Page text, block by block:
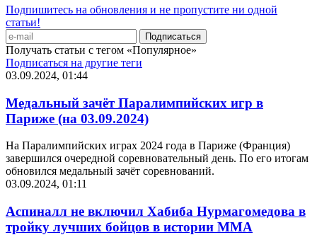
Подпишитесь на обновления и не пропустите ни одной
статьи!
Получать статьи с тегом «Популярное»
Подписаться на другие теги
03.09.2024, 01:44
Медальный зачёт Паралимпийских игр в
Париже (на 03.09.2024)
На Паралимпийских играх 2024 года в Париже (Франция)
завершился очередной соревновательный день. По его итогам
обновился медальный зачёт соревнований.
03.09.2024, 01:11
Аспиналл не включил Хабиба Нурмагомедова в
тройку лучших бойцов в истории ММА